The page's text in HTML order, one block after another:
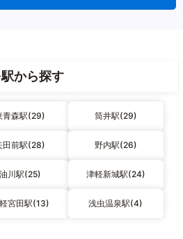
から探す
青森駅(29) 筒井駅(29)
田前駅(28) 野内駅(26)
油川駅(25) 津軽新城駅(24)
宮田駅(13) 浅虫温泉駅(4)